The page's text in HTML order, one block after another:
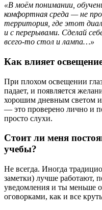
«В моём понимании,
комфортная среда — не
территория, где этот
и с перерывами. Сделай
всего-то стол и лампа…»
Как влияет
При плохом освещении
падает, и появляется
хорошим дневным светом
— это проверено лично и
просто слухи.
Стоит ли меня
учебы?
Не всегда. Иногда
заметки) лучше работают,
уведомления и ты меньше
оговорками, как и все